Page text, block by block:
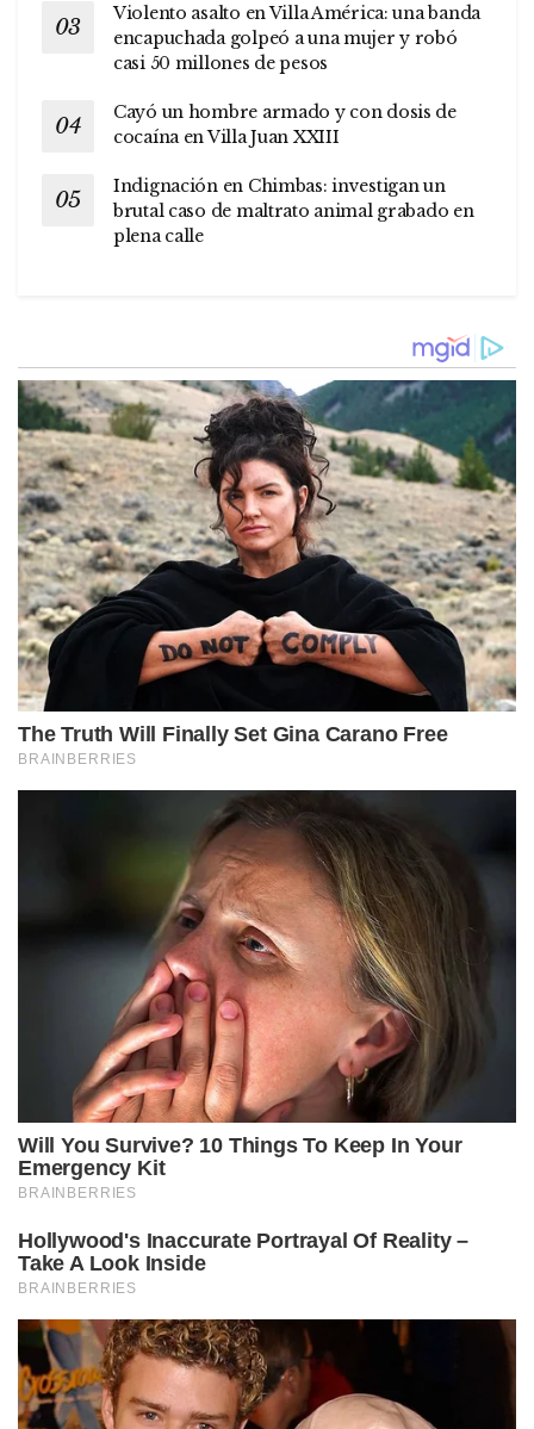
Violento asalto en Villa América: una banda
encapuchada golpeó a una mujer y robó
casi 50 millones de pesos
Cayó un hombre armado y con dosis de
cocaína en Villa Juan XXIII
Indignación en Chimbas: investigan un
brutal caso de maltrato animal grabado en
plena calle